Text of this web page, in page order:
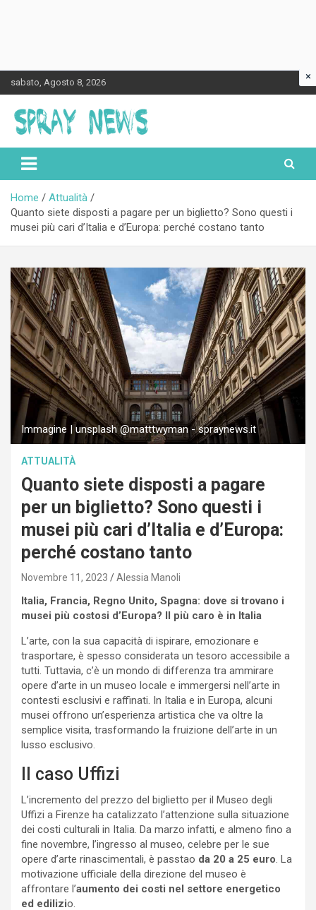
to
content
sabato, Agosto 8, 2026
Spraynews.it
Home
Attualità
Quanto siete disposti a pagare per un biglietto? Sono questi i
musei più cari d’Italia e d’Europa: perché costano tanto
Immagine | unsplash @matttwyman - spraynews.it
ATTUALITÀ
Quanto siete disposti a pagare
per un biglietto? Sono questi i
musei più cari d’Italia e d’Europa:
perché costano tanto
Novembre 11, 2023 Alessia Manoli
Italia, Francia, Regno Unito, Spagna: dove si trovano i
musei più costosi d’Europa? Il più caro è in Italia
L’arte, con la sua capacità di ispirare, emozionare e
trasportare, è spesso considerata un tesoro accessibile a
tutti. Tuttavia, c’è un mondo di differenza tra ammirare
opere d’arte in un museo locale e immergersi nell’arte in
contesti esclusivi e raffinati. In Italia e in Europa, alcuni
musei offrono un’esperienza artistica che va oltre la
semplice visita, trasformando la fruizione dell’arte in un
lusso esclusivo.
Il caso Uffizi
L’incremento del prezzo del biglietto per il Museo degli
Uffizi a Firenze ha catalizzato l’attenzione sulla situazione
dei costi culturali in Italia. Da marzo infatti, e almeno fino a
fine novembre, l’ingresso al museo, celebre per le sue
opere d’arte rinascimentali, è passtao da 20 a 25 euro. La
motivazione ufficiale della direzione del museo è
affrontare l’aumento dei costi nel settore energetico
ed edilizio.
×